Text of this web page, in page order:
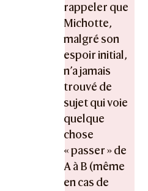
rappeler que
Michotte,
malgré son
espoir initial,
n’a jamais
trouvé de
sujet qui voie
quelque
chose
« passer » de
A à B (même
en cas de